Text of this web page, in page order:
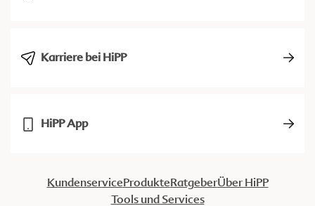
Karriere bei HiPP
HiPP App
KundenserviceProdukteRatgeberÜber HiPP
Tools und Services